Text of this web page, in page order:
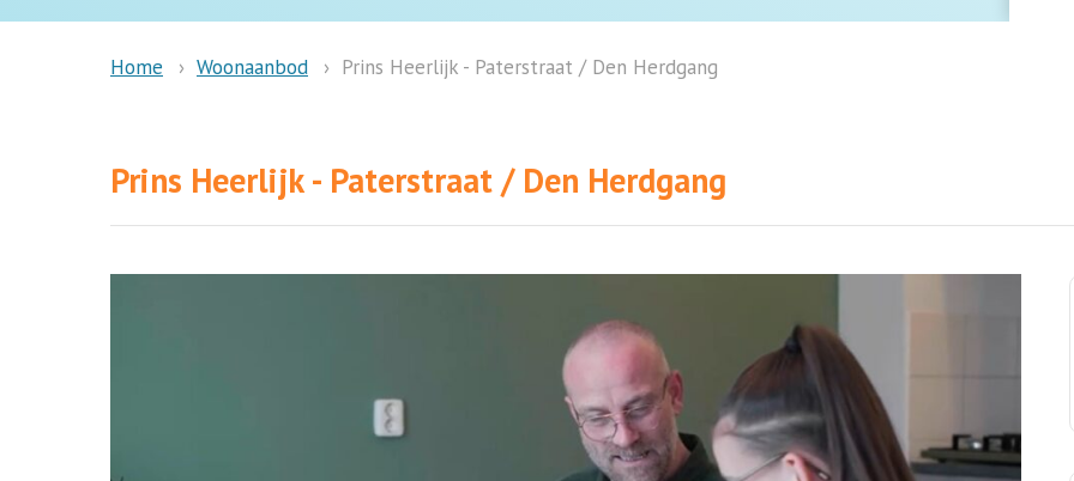
Home Woonaanbod Prins Heerlijk - Paterstraat / Den Herdgang
Prins Heerlijk - Paterstraat / Den Herdgang